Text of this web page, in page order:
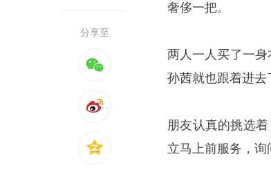
分享至
奢侈一把。
两人一人买了一身
孙茜就也跟着进去
朋友认真的挑选
立马上前服务，询